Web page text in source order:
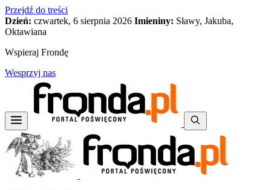
Przejdź do treści
Dzień: czwartek, 6 sierpnia 2026 Imieniny: Sławy, Jakuba,
Oktawiana
Wspieraj Frondę
Wesprzyj nas